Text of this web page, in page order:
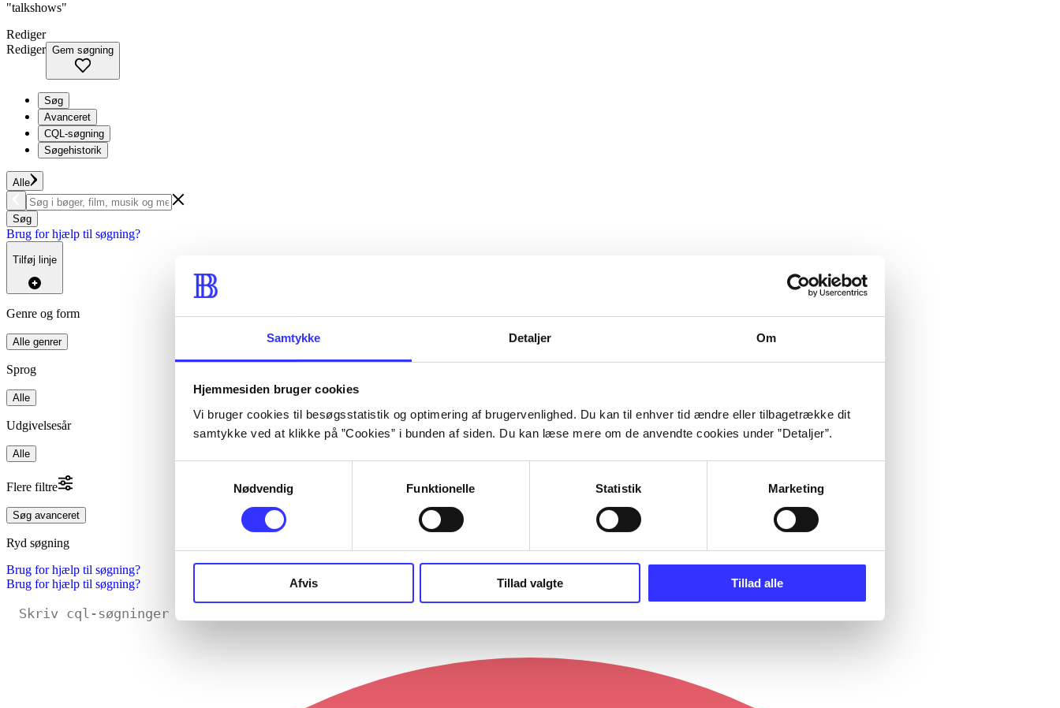
Samtykke Detaljer Om
Hjemmesiden bruger cookies
Vi bruger cookies til besøgsstatistik og optimering af brugervenlighed. Du kan til enhver tid ændre eller tilbagetrække dit
samtykke ved at klikke på ”Cookies” i bunden af siden. Du kan læse mere om de anvendte cookies under ”Detaljer”.
Nødvendig
Funktionelle Statistik Marketing
Afvis Tillad valgte Tillad alle
"talkshows"
Rediger
Rediger Gem søgning
Søg
Avanceret
CQL-søgning
Søgehistorik
Alle
Søg
Brug for hjælp til søgning?
Tilføj linje
Genre og form
Alle genrer
Sprog
Alle
Udgivelsesår
Alle
Flere filtre
Søg avanceret
Ryd søgning
Brug for hjælp til søgning?
Brug for hjælp til søgning?